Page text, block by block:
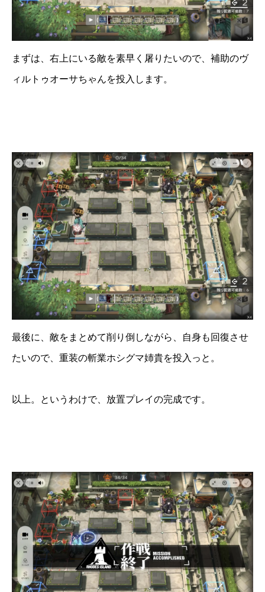
まずは、右上にいる敵を素早く屠りたいので、補助のヴ
ィルトゥオーサちゃんを投入します。
最後に、敵をまとめて削り倒しながら、自身も回復させ
たいので、重装の斬業ホシグマ姉貴を投入っと。
以上。というわけで、放置プレイの完成です。